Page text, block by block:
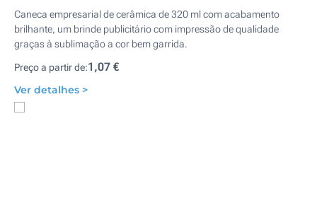
Caneca empresarial de cerâmica de 320 ml com acabamento
brilhante, um brinde publicitário com impressão de qualidade
graças à sublimação a cor bem garrida.
Preço a partir de:1,07 €
Ver detalhes >